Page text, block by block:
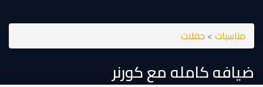
مناسبات> حفلات
ضيافه كامله مع كورنر